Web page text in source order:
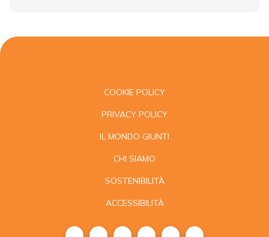
COOKIE POLICY
PRIVACY POLICY
IL MONDO GIUNTI
CHI SIAMO
SOSTENIBILITÀ
ACCESSIBILITÀ